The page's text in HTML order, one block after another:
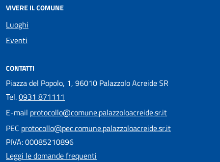
VIVERE IL COMUNE
Luoghi
Eventi
CONTATTI
Piazza del Popolo, 1, 96010 Palazzolo Acreide SR
Tel.0931 871111
E-mail protocollo@comune.palazzoloacreide.sr.it
PEC protocollo@pec.comune.palazzoloacreide.sr.it
PIVA: 00085210896
Leggi le domande frequenti